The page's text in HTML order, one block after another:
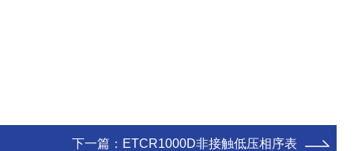
下一篇： ETCR1000D非接触低压相序表